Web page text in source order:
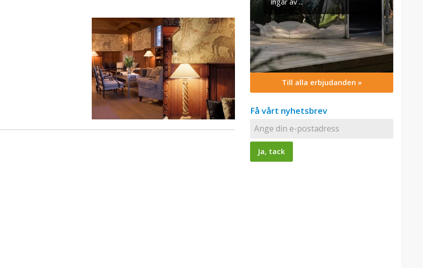
Till alla erbjudanden »
Få vårt nyhetsbrev